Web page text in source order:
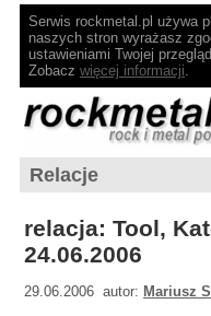
Serwis rockmetal.pl używa
naszych stron wyrażasz
ustawieniami Twojej
Zobacz więcej informacji.
Relacje
relacja: Tool,
24.06.2006
29.06.2006 autor: Mariusz